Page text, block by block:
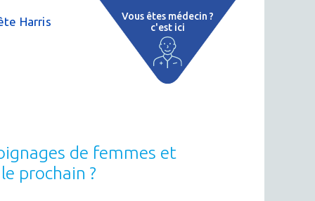
Harris
Vous êtes médecin ?
c'est ici
de femmes et
prochain ?